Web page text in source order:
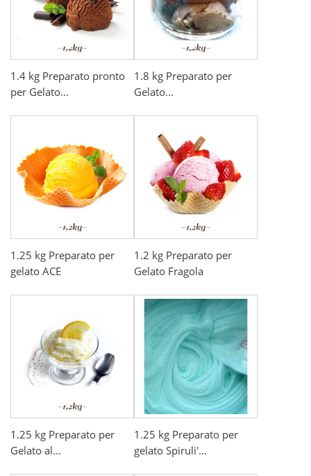
1.4 kg Preparato pronto
per Gelato...
1.8 kg Preparato per
Gelato...
1.25 kg Preparato per
gelato ACE
1.2 kg Preparato per
Gelato Fragola
1.25 kg Preparato per
Gelato al...
1.25 kg Preparato per
gelato Spiruli'...